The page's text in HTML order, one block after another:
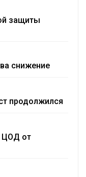
защиты
снижение
продолжился
ЦОД от